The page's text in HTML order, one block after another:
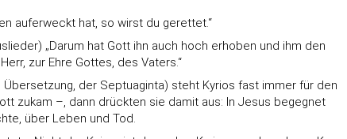
auferweckt hat, so wirst du gerettet.“
„Darum hat Gott ihn auch hoch erhoben und ihm den
zur Ehre Gottes, des Vaters.“
der Septuaginta) steht Kyrios fast immer für den
zukam –, dann drückten sie damit aus: In Jesus begegnet
über Leben und Tod.